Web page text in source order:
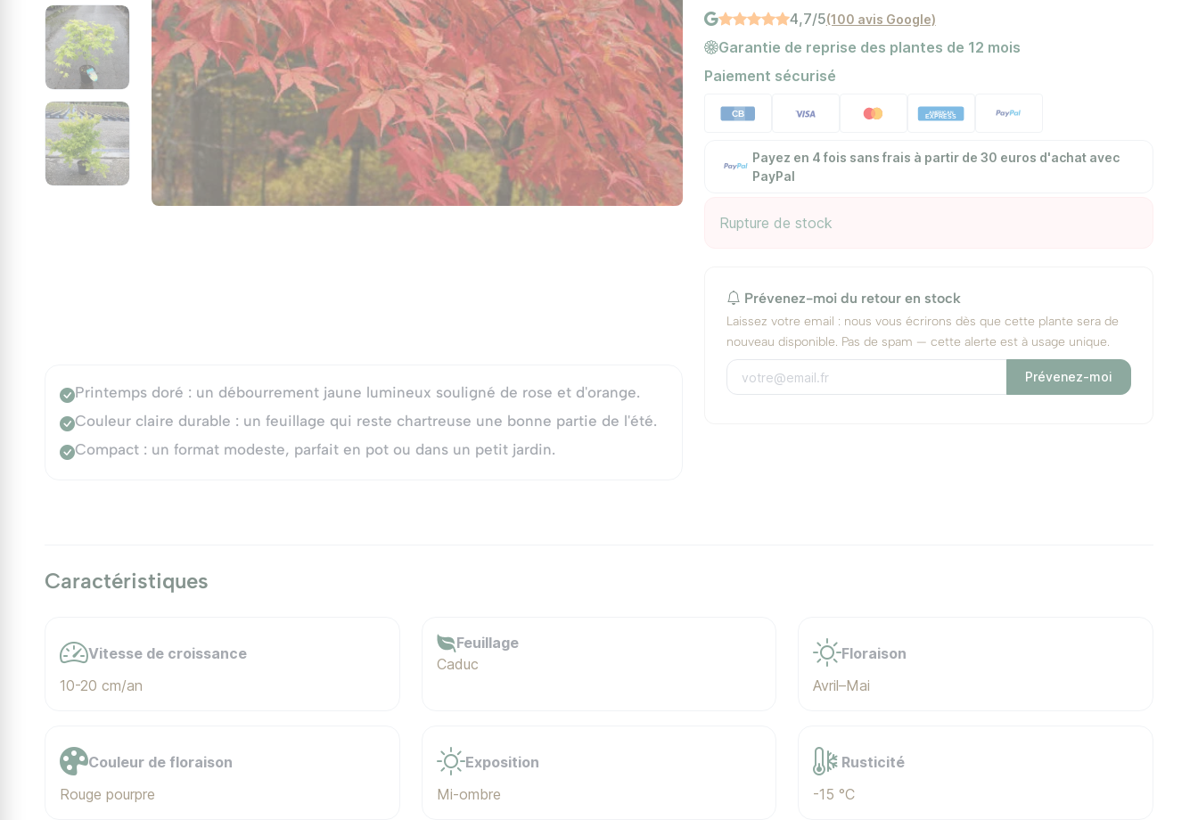
Printemps doré : un débourrement jaune lumineux souligné de rose et d'orange.
Couleur claire durable : un feuillage qui reste chartreuse une bonne partie de l'été.
Compact : un format modeste, parfait en pot ou dans un petit jardin.
4,7/5(100 avis Google)
Garantie de reprise des plantes de 12 mois
Paiement sécurisé
Payez en 4 fois sans frais à partir de 30 euros d'achat avec
PayPal
Rupture de stock
Prévenez-moi du retour en stock
Laissez votre email : nous vous écrirons dès que cette plante sera de
nouveau disponible. Pas de spam — cette alerte est à usage unique.
Prévenez-moi
Caractéristiques
Vitesse de croissance
10-20 cm/an
Feuillage
Caduc
Floraison
Avril–Mai
Couleur de floraison
Rouge pourpre
Exposition
Mi-ombre
Rusticité
-15 °C